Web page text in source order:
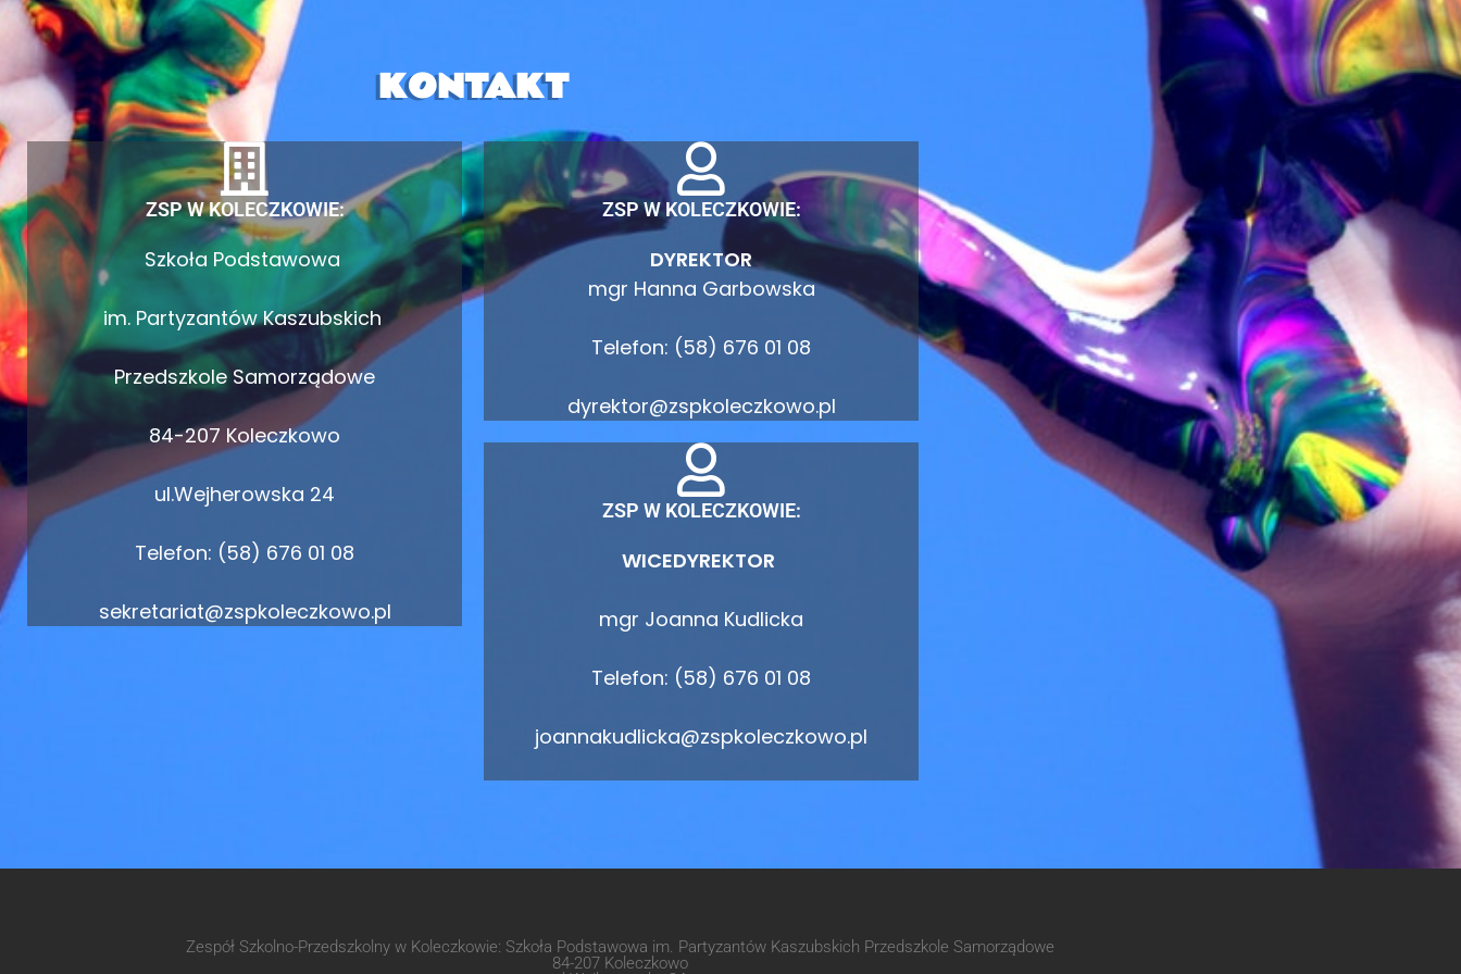
KONTAKT
ZSP W KOLECZKOWIE:
Szkoła Podstawowa
im. Partyzantów Kaszubskich
Przedszkole Samorządowe
84-207 Koleczkowo
ul.Wejherowska 24
Telefon: (58) 676 01 08
sekretariat@zspkoleczkowo.pl
ZSP W KOLECZKOWIE:
DYREKTOR
mgr Hanna Garbowska
Telefon: (58) 676 01 08
dyrektor@zspkoleczkowo.pl
ZSP W KOLECZKOWIE:
WICEDYREKTOR
mgr Joanna Kudlicka
Telefon: (58) 676 01 08
joannakudlicka@zspkoleczkowo.pl
Zespół Szkolno-Przedszkolny w Koleczkowie: Szkoła Podstawowa im. Partyzantów Kaszubskich Przedszkole Samorządowe
84-207 Koleczkowo